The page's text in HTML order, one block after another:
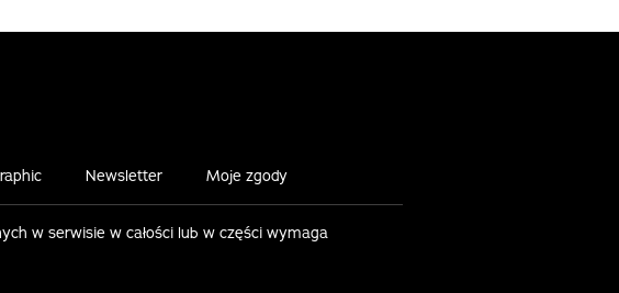
Newsletter Moje zgody
w serwisie w całości lub w części wymaga